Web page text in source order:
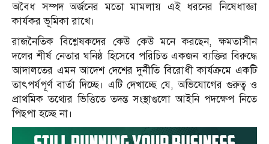
অবৈধ সম্পদ অর্জনের মতো মামলায় এই ধরনের নিষেধাজ্ঞা
কার্যকর ভূমিকা রাখে।
রাজনৈতিক বিশ্লেষকদের কেউ কেউ মনে করছেন, ক্ষমতাসীন
দলের শীর্ষ নেতার ঘনিষ্ঠ হিসেবে পরিচিত একজন ব্যক্তির বিরুদ্ধে
আদালতের এমন আদেশ দেশের দুর্নীতি বিরোধী কার্যক্রমে একটি
তাৎপর্যপূর্ণ বার্তা দিচ্ছে। এটি দেখাচ্ছে যে, অভিযোগের গুরুত্ব ও
প্রাথমিক তথ্যের ভিত্তিতে তদন্ত সংস্থাগুলো আইনি পদক্ষেপ নিতে
পিছপা হচ্ছে না।